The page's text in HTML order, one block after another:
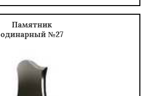
Памятник
одинарный №27